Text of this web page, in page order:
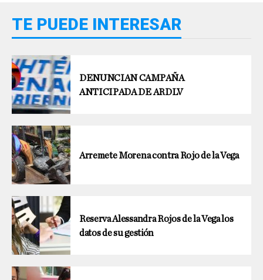
TE PUEDE INTERESAR
DENUNCIAN CAMPAÑA
ANTICIPADA DE ARDLV
Arremete Morena contra Rojo de la Vega
Reserva Alessandra Rojos de la Vega los
datos de su gestión